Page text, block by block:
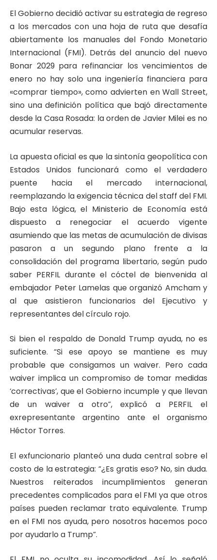
El Gobierno decidió activar su estrategia de regreso
a los mercados con una hoja de ruta que desafía
abiertamente los manuales del Fondo Monetario
Internacional (FMI). Detrás del anuncio del nuevo
Bonar 2029 para refinanciar los vencimientos de
enero no hay solo una ingeniería financiera para
«comprar tiempo», como advierten en Wall Street,
sino una definición política que bajó directamente
desde la Casa Rosada: la orden de Javier Milei es no
acumular reservas.
La apuesta oficial es que la sintonía geopolítica con
Estados Unidos funcionará como el verdadero
puente hacia el mercado internacional,
reemplazando la exigencia técnica del staff del FMI.
Bajo esta lógica, el Ministerio de Economía está
dispuesto a renegociar el acuerdo vigente
asumiendo que las metas de acumulación de divisas
pasaron a un segundo plano frente a la
consolidación del programa libertario, según pudo
saber PERFIL durante el cóctel de bienvenida al
embajador Peter Lamelas que organizó Amcham y
al que asistieron funcionarios del Ejecutivo y
representantes del círculo rojo.
Si bien el respaldo de Donald Trump ayuda, no es
suficiente. “Si ese apoyo se mantiene es muy
probable que consigamos un waiver. Pero cada
waiver implica un compromiso de tomar medidas
‘correctivas’, que el Gobierno incumple y que llevan
de un waiver a otro”, explicó a PERFIL el
exrepresentante argentino ante el organismo
Héctor Torres.
El exfuncionario planteó una duda central sobre el
costo de la estrategia: “¿Es gratis eso? No, sin duda.
Nuestros reiterados incumplimientos generan
precedentes complicados para el FMI ya que otros
países pueden reclamar trato equivalente. Trump
en el FMI nos ayuda, pero nosotros hacemos poco
por ayudarlo a Trump”.